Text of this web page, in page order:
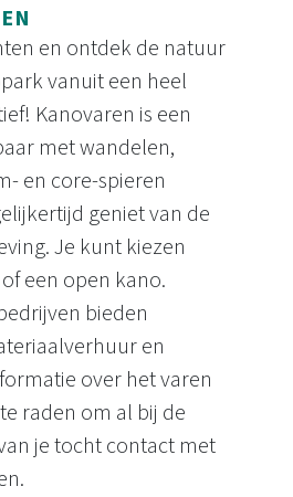
en ontdek de natuur
vanuit een heel
Kanovaren is een
met wandelen,
en core-spieren
geniet van de
Je kunt kiezen
een open kano.
bieden
en
over het varen
raden om al bij de
je tocht contact met